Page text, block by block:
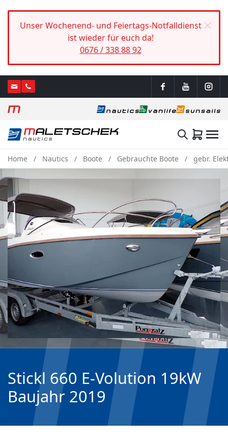
Unser Wochenend- und Feiertags-Notfalldienst
ist wieder für euch da!
0676 / 338 88 92
Home Nautics Boote Gebrauchte Boote gebr.
Stickl 660 E-Volution 19kW
Baujahr 2019